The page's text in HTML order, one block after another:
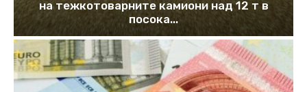
на тежкотоварните камиони над 12 т в
посока...